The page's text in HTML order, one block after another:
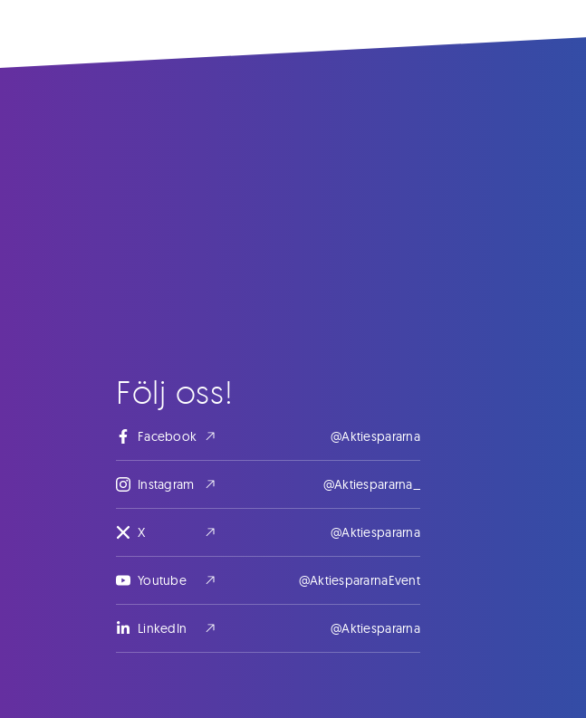
Följ oss!
Facebook @Aktiespararna
Instagram @Aktiespararna_
X @Aktiespararna
Youtube @AktiespararnaEvent
LinkedIn @Aktiespararna